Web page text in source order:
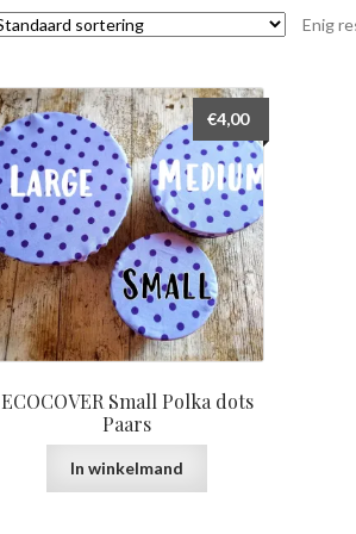
Enig
ECOCOVER Small Polka dots
Paars
€4,00
In winkelmand